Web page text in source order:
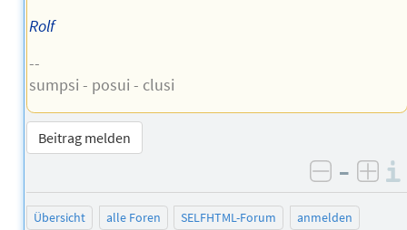
Rolf
--
sumpsi - posui - clusi
Beitrag melden
negativ
–
Übersicht alle Foren SELFHTML-Forum
anmelden